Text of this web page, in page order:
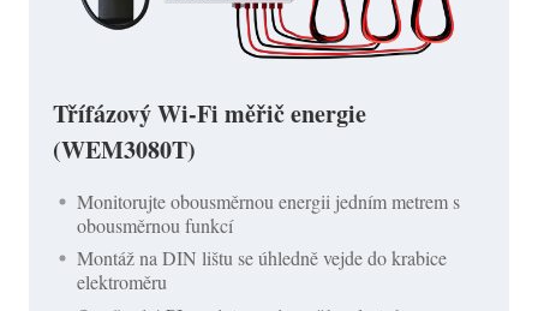
Třífázový Wi-Fi měřič energie
(WEM3080T)
Monitorujte obousměrnou energii jedním metrem s
obousměrnou funkcí
Montáž na DIN lištu se úhledně vejde do krabice
elektroměru